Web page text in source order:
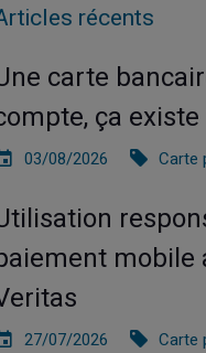
récents
carte
ça existe
03/08/2026 Carte
mobile
27/07/2026 Carte